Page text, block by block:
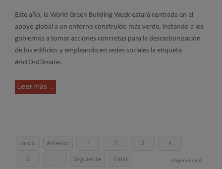
Este año, la World Green Building Week estará centrada en el
apoyo global a un entorno construido más verde, instando a los
gobiernos a tomar acciones concretas para la descarbonización
de los edificios y empleando en redes sociales la etiqueta
#ActOnClimate.
Leer más ...
Inicio Anterior 1 2 3 4
5 … Siguiente Final Página 3 de 8